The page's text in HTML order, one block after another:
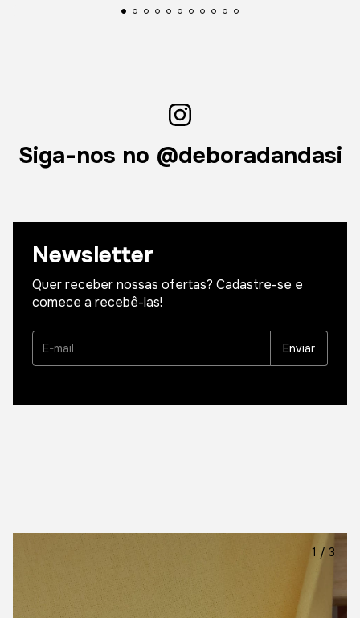
Siga-nos no @deboradandasi
Newsletter
Quer receber nossas ofertas? Cadastre-se e
comece a recebê-las!
1 / 3